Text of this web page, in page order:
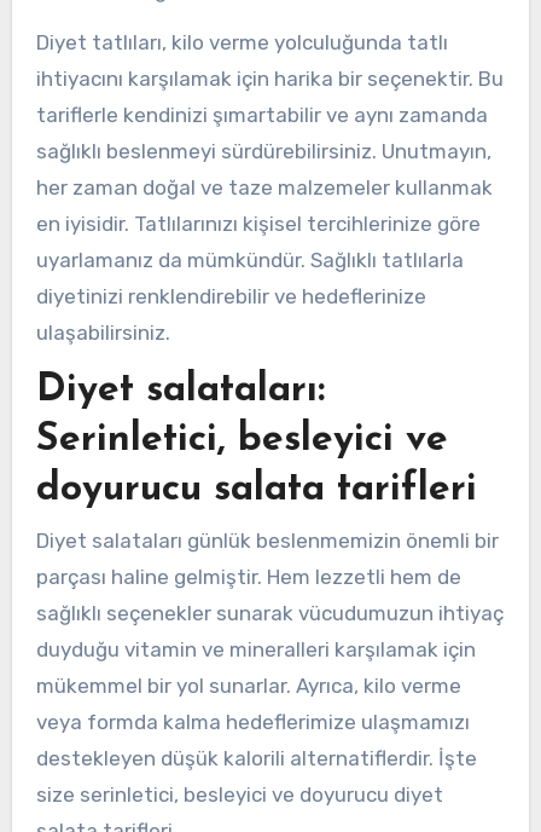
Diyet tatlıları, kilo verme yolculuğunda tatlı
ihtiyacını karşılamak için harika bir seçenektir. Bu
tariflerle kendinizi şımartabilir ve aynı zamanda
sağlıklı beslenmeyi sürdürebilirsiniz. Unutmayın,
her zaman doğal ve taze malzemeler kullanmak
en iyisidir. Tatlılarınızı kişisel tercihlerinize göre
uyarlamanız da mümkündür. Sağlıklı tatlılarla
diyetinizi renklendirebilir ve hedeflerinize
ulaşabilirsiniz.
Diyet salataları:
Serinletici, besleyici ve
doyurucu salata tarifleri
Diyet salataları günlük beslenmemizin önemli bir
parçası haline gelmiştir. Hem lezzetli hem de
sağlıklı seçenekler sunarak vücudumuzun ihtiyaç
duyduğu vitamin ve mineralleri karşılamak için
mükemmel bir yol sunarlar. Ayrıca, kilo verme
veya formda kalma hedeflerimize ulaşmamızı
destekleyen düşük kalorili alternatiflerdir. İşte
size serinletici, besleyici ve doyurucu diyet